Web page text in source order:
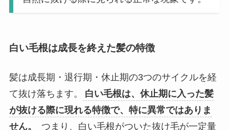
白い毛根は成長を終えた髪の特徴
髪は成長期・退行期・休止期の3つのサイクルを経
て抜け落ちます。
白い毛根は、休止期に入った髪
が抜ける際に現れる特徴で、特に異常ではありま
せん。
つまり、白い毛根がついた抜け毛が一定量